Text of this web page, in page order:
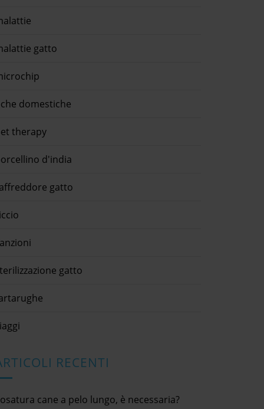
gatto
domestiche
therapy
d'india
gatto
gatto
RECENTI
cane a pelo lungo, è necessaria?